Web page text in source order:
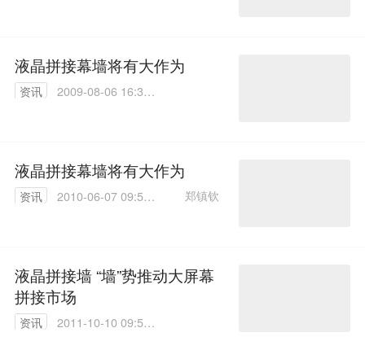
液晶拼接幕墙将有大作为
资讯
2009-08-06 16:32:
液晶拼接幕墙将有大作为
资讯
2010-06-07 09:58:
郑镇钦
液晶拼接墙 “墙”势推动大屏幕
拼接市场
资讯
2011-10-10 09:50: